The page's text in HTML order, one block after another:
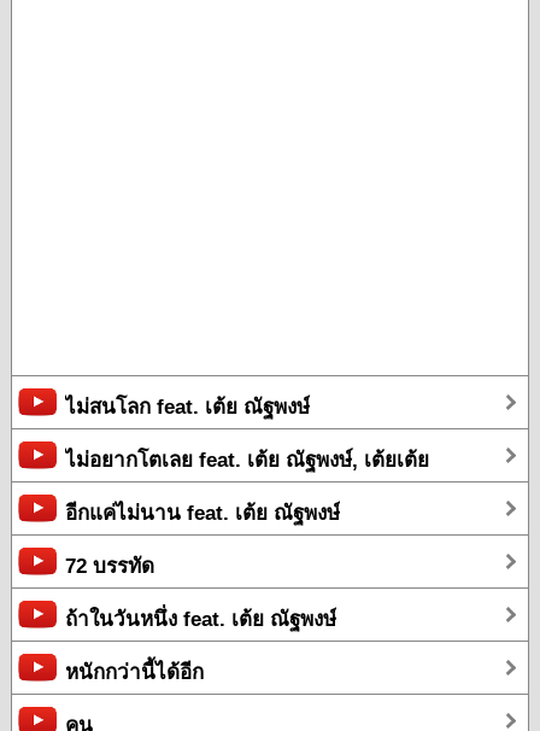
ไม่สนโลก feat. เต้ย ณัฐพงษ์
ไม่อยากโตเลย feat. เต้ย ณัฐพงษ์, เต้ยเต้ย
อีกแค่ไม่นาน feat. เต้ย ณัฐพงษ์
72 บรรทัด
ถ้าในวันหนึ่ง feat. เต้ย ณัฐพงษ์
หนักกว่านี้ได้อีก
คน